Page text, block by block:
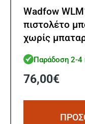
Wadfow
πιστολέτο
χωρίς
Παράδοση 2-4
76,00€